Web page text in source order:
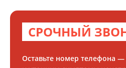
СРОЧНЫЙ
Оставьте номер телефона